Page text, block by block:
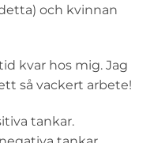
och kvinnan
kvar hos mig. Jag
så vackert arbete!
tankar.